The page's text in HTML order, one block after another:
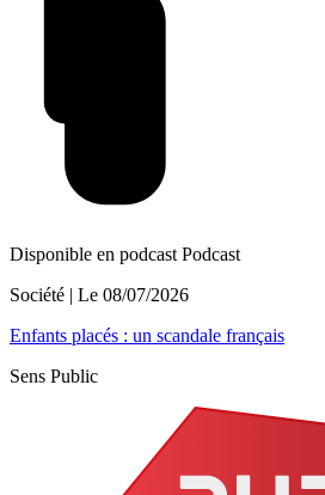
Disponible en podcast Podcast
Société | Le 08/07/2026
Enfants placés : un scandale français
Sens Public